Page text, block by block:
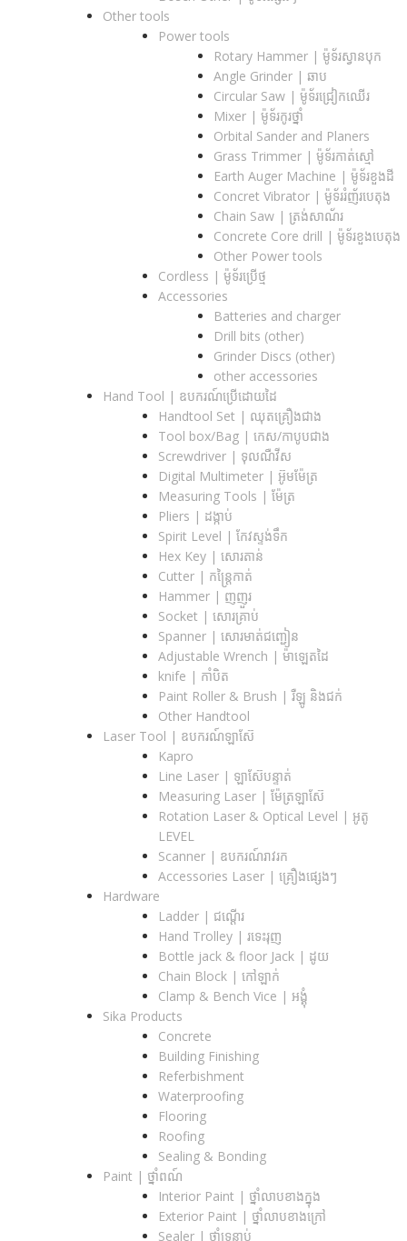
Other tools
Power tools
Rotary Hammer | ម៉ូទ័រស្វានបុក
Angle Grinder | ឆាប
Circular Saw​ | ម៉ូទ័រជ្រៀកឈើរ
Mixer | ម៉ូទ័រកូរថ្នាំ
Orbital Sander and Planers
Grass Trimmer | ម៉ូទ័រកាត់ស្មៅ
Earth Auger Machine | ម៉ូទ័រខួងដី
Concret Vibrator | ម៉ូទ័ររំញ័របេតុង
Chain Saw | ត្រង់សាណ័រ
Concrete Core drill | ម៉ូទ័រខួងបេតុង
Other Power tools
Cordless​ | ម៉ូទ័រប្រើថ្ម
Accessories
Batteries and charger
Drill bits (other)
Grinder Discs (other)
other accessories
Hand Tool | ឧបករណ៍ប្រើដោយដៃ
Handtool Set | ឈុតគ្រឿងជាង
Tool box/Bag | កេស/កាបូបជាង
Screwdriver | ទុលណឺវីស
Digital Multimeter | អ៊ូមម៉ែត្រ
Measuring Tools | ម៉ែត្រ
Pliers | ដង្កាប់
Spirit Level | កែវស្ទង់ទឹក
Hex Key | សោរតាន់
Cutter | កន្រ្តៃកាត់
Hammer | ញញួរ
Socket | សោរគ្រាប់
Spanner |​ សោរមាត់ជញ្ជៀន
Adjustable Wrench |​ ម៉ាឡេតដៃ
knife | កាំបិត
Paint Roller & Brush | រឺឡូ និងជក់
Other Handtool
Laser Tool | ឧបករណ៍ឡាស៊ែ
Kapro
Line Laser | ឡាស៊ែបន្ទាត់
Measuring Laser | ម៉ែត្រឡាស៊ែ
Rotation Laser & Optical Level | អូតូ
LEVEL
Scanner | ឧបករណ៍រាវរក
Accessories Laser | គ្រឿងផ្សេងៗ
Hardware
Ladder | ជណ្តើរ
Hand Trolley | រទេះរុញ
Bottle jack & floor Jack​ | ដូយ
Chain Block | កៅឡាក់
Clamp & Bench Vice | អង្គុំ
Sika Products
Concrete
Building Finishing
Referbishment
Waterproofing
Flooring
Roofing
Sealing & Bonding
Paint | ថ្នាំពណ៍
Interior Paint | ថ្នាំលាបខាងក្នុង
Exterior Paint | ថ្នាំលាបខាងក្រៅ
Sealer | ថ្នាំទ្រនាប់